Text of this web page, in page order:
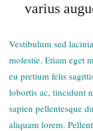
varius
Vestibulum sed
molestie. Etiam eget
eu pretium felis
lobortis ac, tincidunt
sapien pellentesque
aliquam lorem.